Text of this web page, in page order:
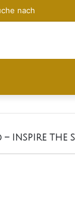
INSPIRE THE